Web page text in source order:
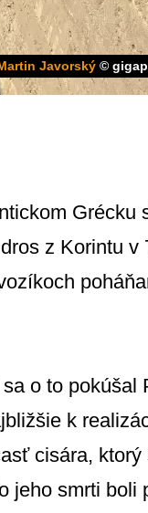
Javorský ©
Grécku
z Korintu v
o to pokúšal
k
cisára, ktorý
jeho smrti boli